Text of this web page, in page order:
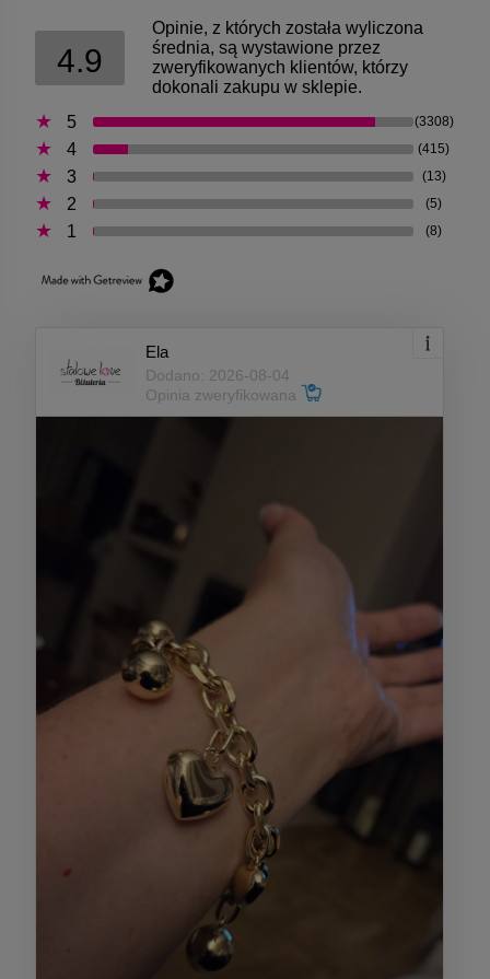
4.9
Opinie, z których została wyliczona
średnia, są wystawione przez
zweryfikowanych klientów, którzy
dokonali zakupu w sklepie.
5
(3308)
4 (415)
3 (13)
2 (5)
1 (8)
Ela
Dodano: 2026-08-04
Opinia zweryfikowana